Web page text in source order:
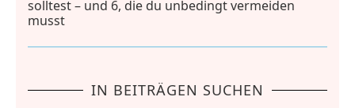
solltest – und 6, die du unbedingt vermeiden
musst
IN BEITRÄGEN SUCHEN